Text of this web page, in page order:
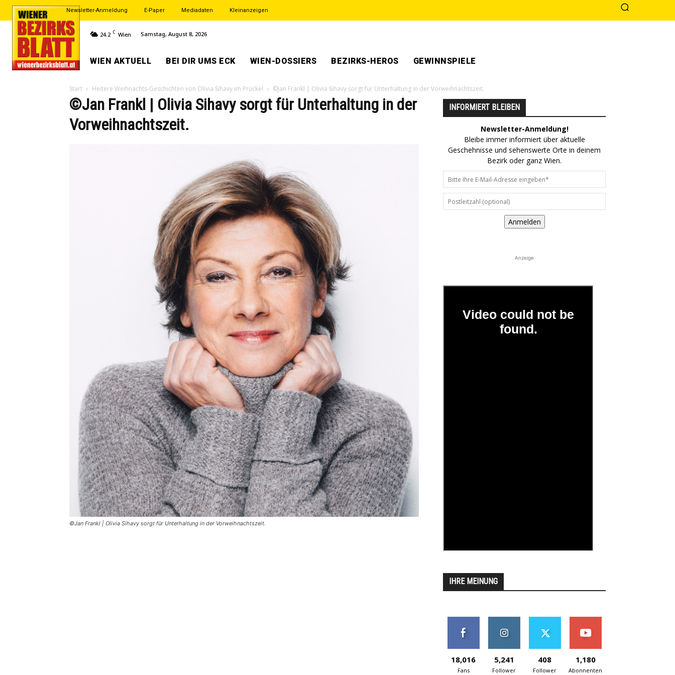
Newsletter-Anmeldung E-Paper Mediadaten Kleinanzeigen
24.2 C Wien Samstag, August 8, 2026
WIEN AKTUELL BEI DIR UMS ECK WIEN-DOSSIERS BEZIRKS-HEROS GEWINNSPIELE
Start Heitere Weihnachts-Geschichten von Olivia Sihavy im Prückel ©Jan Frankl | Olivia Sihavy sorgt für Unterhaltung in der Vorweihnachtszeit.
©Jan Frankl | Olivia Sihavy sorgt für Unterhaltung in der
Vorweihnachtszeit.
©Jan Frankl | Olivia Sihavy sorgt für Unterhaltung in der Vorweihnachtszeit.
INFORMIERT BLEIBEN
Newsletter-Anmeldung!
Bleibe immer informiert über aktuelle
Geschehnisse und sehenswerte Orte in deinem
Bezirk oder ganz Wien.
Anmelden
Anzeige
IHRE MEINUNG
18,016
Fans
5,241
Follower
408
Follower
1,180
Abonnenten